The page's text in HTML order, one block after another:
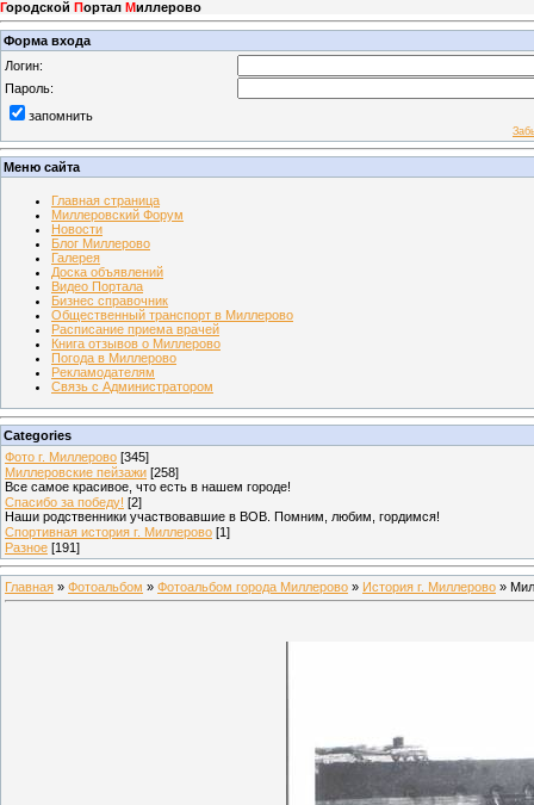
Городской Портал Миллерово
Форма входа
Логин:
Пароль:
запомнить
Меню сайта
Главная страница
Миллеровский Форум
Новости
Блог Миллерово
Галерея
Доска объявлений
Видео Портала
Бизнес справочник
Общественный транспорт в Миллерово
Расписание приема врачей
Книга отзывов о Миллерово
Погода в Миллерово
Рекламодателям
Связь с Администратором
Categories
Фото г. Миллерово [345]
Миллеровские пейзажи [258]
Все самое красивое, что есть в нашем городе!
Спасибо за победу! [2]
Наши родственники участвовавшие в ВОВ. Помним, любим, гордимся!
Спортивная история г. Миллерово [1]
Разное [191]
Главная » Фотоальбом » Фотоальбом города Миллерово » История г. Миллерово »